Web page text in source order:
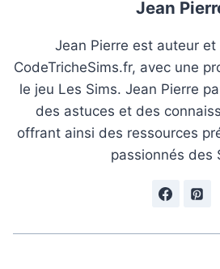
Jean
Jean Pierre est auteur
CodeTricheSims.fr, avec une
le jeu Les Sims. Jean Pierre
des astuces et des
offrant ainsi des ressources
passionnés des